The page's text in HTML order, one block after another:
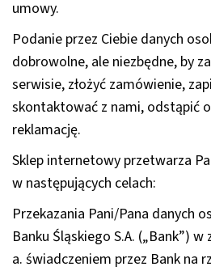
umowy.
Podanie przez Ciebie danych
dobrowolne, ale niezbędne, by
serwisie, złożyć zamówienie,
skontaktować z nami, odstąpić
reklamację.
Sklep internetowy przetwarza
w następujących celach:
Przekazania Pani/Pana danych
Banku Śląskiego S.A. („Bank”) w
a. świadczeniem przez Bank na